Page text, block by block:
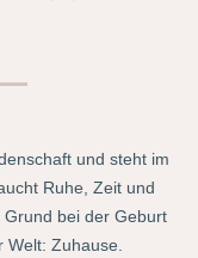
und steht im
Ruhe, Zeit und
bei der Geburt
Zuhause.